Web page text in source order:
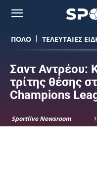
ΠΟΛΟ ΤΕΛΕΥΤΑΙΕΣ
Σαντ Αντρέου:
τρίτης θέσης
Champions
Sportlive Newsroom